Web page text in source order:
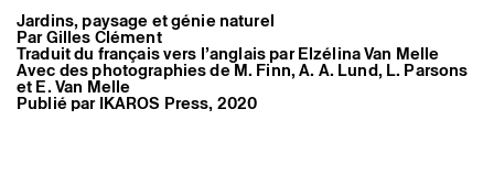
Jardins, paysage et génie naturel
Par Gilles Clément
Traduit du français vers l’anglais par Elzélina Van Melle
Avec des photographies de M. Finn, A. A. Lund, L. Parsons
et E. Van Melle
Publié par IKAROS Press, 2020